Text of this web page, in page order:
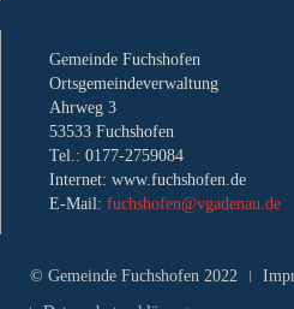
Gemeinde Fuchshofen
Ortsgemeindeverwaltung
Ahrweg 3
53533 Fuchshofen
Tel.: 0177-2759084
Internet: www.fuchshofen.de
E-Mail: fuchshofen@vgadenau.de
© Gemeinde Fuchshofen 2022